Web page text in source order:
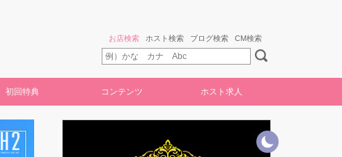
お店検索 ホスト検索 ブログ検索 CM検索
初回特典 コンテンツ ホスト求人